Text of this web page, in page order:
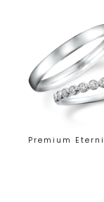
Premium